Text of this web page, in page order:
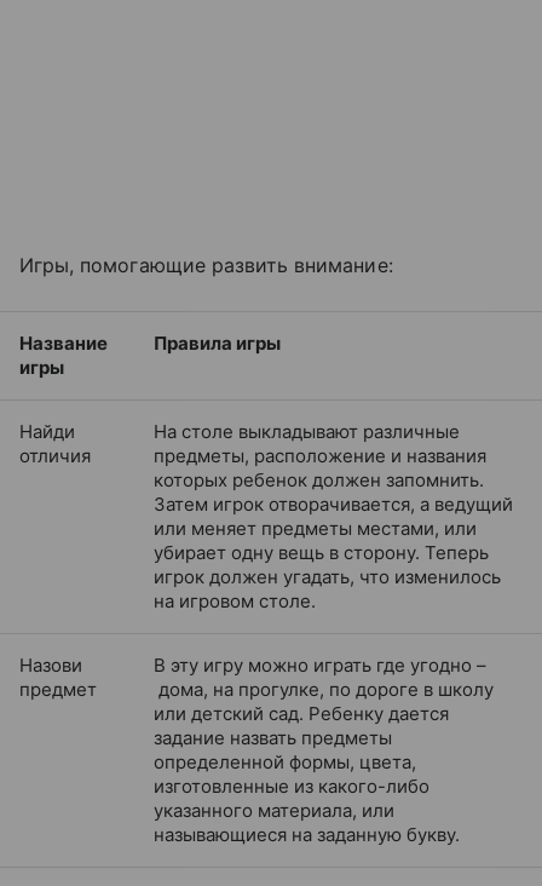
Игры, помогающие развить внимание:
Название
игры
Правила игры
Найди
отличия
На столе выкладывают различные
предметы, расположение и названия
которых ребенок должен запомнить.
Затем игрок отворачивается, а ведущий
или меняет предметы местами, или
убирает одну вещь в сторону. Теперь
игрок должен угадать, что изменилось
на игровом столе.
Назови
предмет
В эту игру можно играть где угодно –
дома, на прогулке, по дороге в школу
или детский сад. Ребенку дается
задание назвать предметы
определенной формы, цвета,
изготовленные из какого-либо
указанного материала, или
называющиеся на заданную букву.